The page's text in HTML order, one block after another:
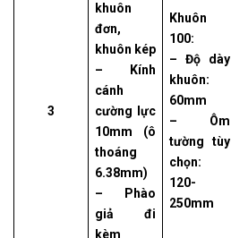
3
khuôn
đơn,
khuôn kép
– Kính
cánh
cường lực
10mm (ô
thoáng
6.38mm)
– Phào
giả đi
kèm
Khuôn
100:
– Độ dày
khuôn:
60mm
– Ôm
tường tùy
chọn:
120-
250mm